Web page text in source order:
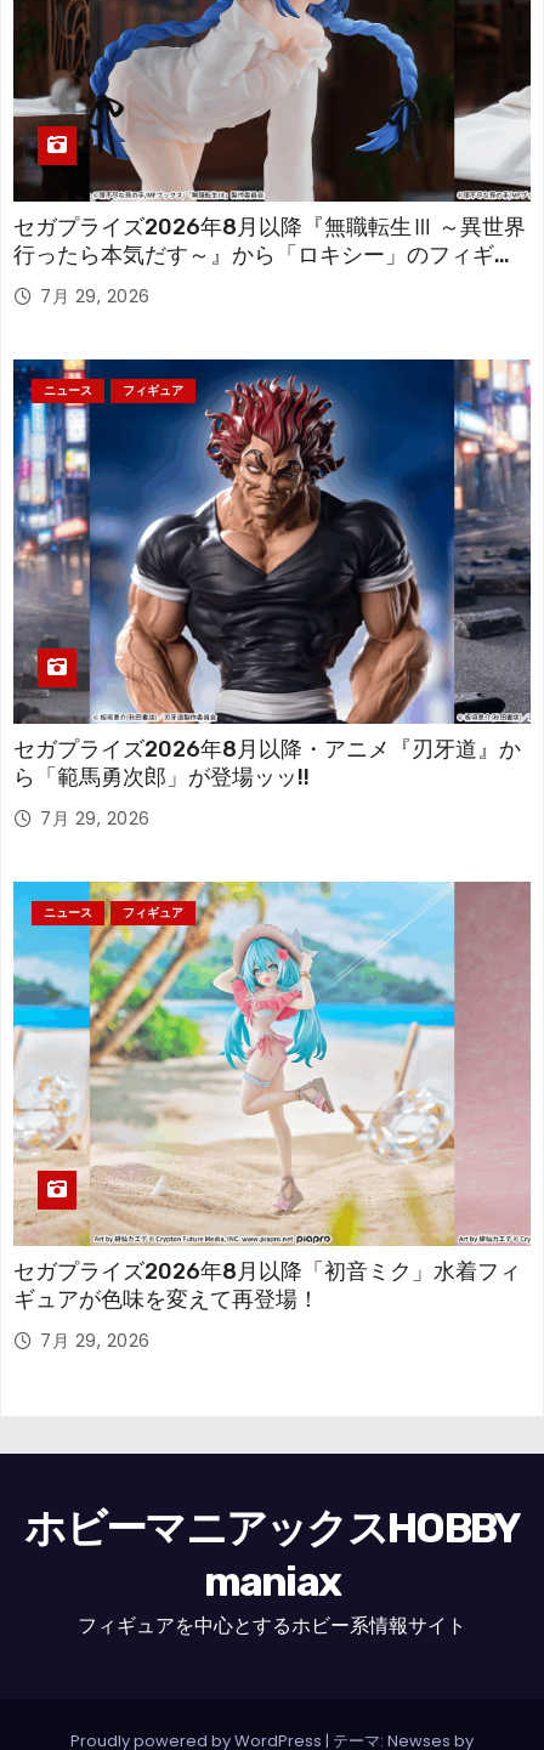
セガプライズ2026年8月以降『無職転生Ⅲ ～異世界
行ったら本気だす～』から「ロキシー」のフィギュ
アが登場！
7月 29, 2026
ニュース フィギュア
セガプライズ2026年8月以降・アニメ『刃牙道』か
ら「範馬勇次郎」が登場ッッ!!
7月 29, 2026
ニュース フィギュア
セガプライズ2026年8月以降「初音ミク」水着フィ
ギュアが色味を変えて再登場！
7月 29, 2026
ホビーマニアックスHOBBY
maniax
フィギュアを中心とするホビー系情報サイト
Proudly powered by WordPress | テーマ: Newses by